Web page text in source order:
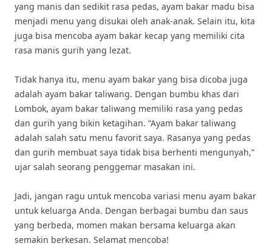
yang manis dan sedikit rasa pedas, ayam bakar madu bisa
menjadi menu yang disukai oleh anak-anak. Selain itu, kita
juga bisa mencoba ayam bakar kecap yang memiliki cita
rasa manis gurih yang lezat.
Tidak hanya itu, menu ayam bakar yang bisa dicoba juga
adalah ayam bakar taliwang. Dengan bumbu khas dari
Lombok, ayam bakar taliwang memiliki rasa yang pedas
dan gurih yang bikin ketagihan. “Ayam bakar taliwang
adalah salah satu menu favorit saya. Rasanya yang pedas
dan gurih membuat saya tidak bisa berhenti mengunyah,”
ujar salah seorang penggemar masakan ini.
Jadi, jangan ragu untuk mencoba variasi menu ayam bakar
untuk keluarga Anda. Dengan berbagai bumbu dan saus
yang berbeda, momen makan bersama keluarga akan
semakin berkesan. Selamat mencoba!